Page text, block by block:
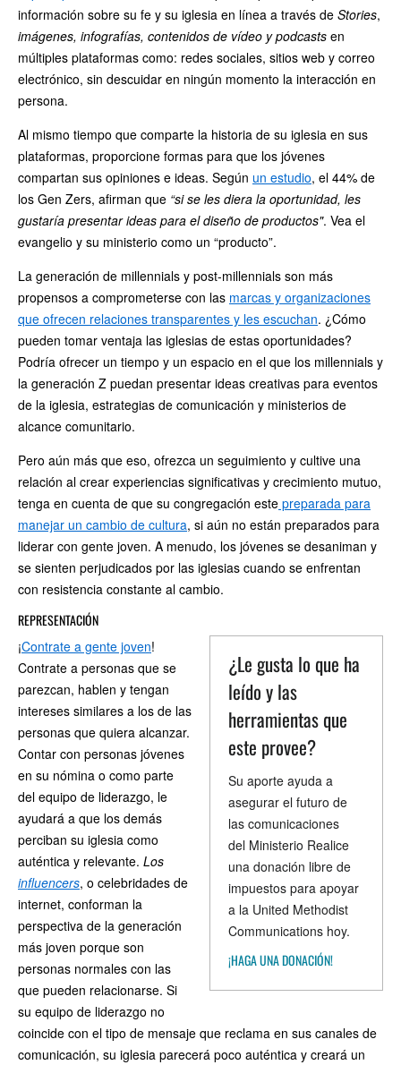
información sobre su fe y su iglesia en línea a través de Stories,
imágenes, infografías, contenidos de vídeo y podcasts en
múltiples plataformas como: redes sociales, sitios web y correo
electrónico, sin descuidar en ningún momento la interacción en
persona.
Al mismo tiempo que comparte la historia de su iglesia en sus
plataformas, proporcione formas para que los jóvenes
compartan sus opiniones e ideas. Según un estudio, el 44% de
los Gen Zers, afirman que “si se les diera la oportunidad, les
gustaría presentar ideas para el diseño de productos". Vea el
evangelio y su ministerio como un “producto”.
La generación de millennials y post-millennials son más
propensos a comprometerse con las marcas y organizaciones
que ofrecen relaciones transparentes y les escuchan. ¿Cómo
pueden tomar ventaja las iglesias de estas oportunidades?
Podría ofrecer un tiempo y un espacio en el que los millennials y
la generación Z puedan presentar ideas creativas para eventos
de la iglesia, estrategias de comunicación y ministerios de
alcance comunitario.
Pero aún más que eso, ofrezca un seguimiento y cultive una
relación al crear experiencias significativas y crecimiento mutuo,
tenga en cuenta de que su congregación este preparada para
manejar un cambio de cultura, si aún no están preparados para
liderar con gente joven. A menudo, los jóvenes se desaniman y
se sienten perjudicados por las iglesias cuando se enfrentan
con resistencia constante al cambio.
REPRESENTACIÓN
¿Le gusta lo que ha
leído y las
herramientas que
este provee?
Su aporte ayuda a
asegurar el futuro de
las comunicaciones
del Ministerio Realice
una donación libre de
impuestos para apoyar
a la United Methodist
Communications hoy.
¡HAGA UNA DONACIÓN!
¡Contrate a gente joven!
Contrate a personas que se
parezcan, hablen y tengan
intereses similares a los de las
personas que quiera alcanzar.
Contar con personas jóvenes
en su nómina o como parte
del equipo de liderazgo, le
ayudará a que los demás
perciban su iglesia como
auténtica y relevante. Los
influencers, o celebridades de
internet, conforman la
perspectiva de la generación
más joven porque son
personas normales con las
que pueden relacionarse. Si
su equipo de liderazgo no
coincide con el tipo de mensaje que reclama en sus canales de
comunicación, su iglesia parecerá poco auténtica y creará un